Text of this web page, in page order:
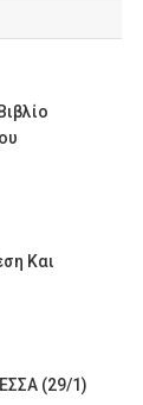
Και
(29/1)